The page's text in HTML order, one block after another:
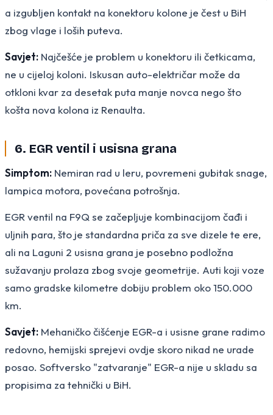
a izgubljen kontakt na konektoru kolone je čest u BiH
zbog vlage i loših puteva.
Savjet: Najčešće je problem u konektoru ili četkicama,
ne u cijeloj koloni. Iskusan auto-električar može da
otkloni kvar za desetak puta manje novca nego što
košta nova kolona iz Renaulta.
6. EGR ventil i usisna grana
Simptom: Nemiran rad u leru, povremeni gubitak snage,
lampica motora, povećana potrošnja.
EGR ventil na F9Q se začepljuje kombinacijom čađi i
uljnih para, što je standardna priča za sve dizele te ere,
ali na Laguni 2 usisna grana je posebno podložna
sužavanju prolaza zbog svoje geometrije. Auti koji voze
samo gradske kilometre dobiju problem oko 150.000
km.
Savjet: Mehaničko čišćenje EGR-a i usisne grane radimo
redovno, hemijski sprejevi ovdje skoro nikad ne urade
posao. Softversko "zatvaranje" EGR-a nije u skladu sa
propisima za tehnički u BiH.